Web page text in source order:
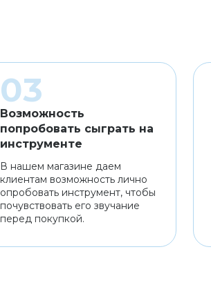
Возможность
попробовать сыграть на
инструменте
В нашем магазине даем
клиентам возможность лично
опробовать инструмент, чтобы
почувствовать его звучание
перед покупкой.